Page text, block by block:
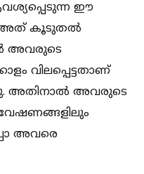
ഈ
അത് കൂടുതൽ
അവരുടെ
വിലപ്പെട്ടതാണ്
അതിനാൽ അവരുടെ
അവരെ